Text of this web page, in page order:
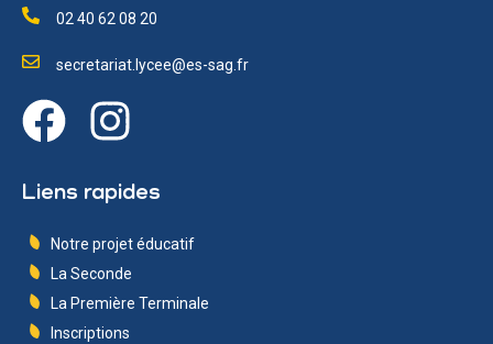
02 40 62 08 20
secretariat.lycee@es-sag.fr
Liens rapides
Notre projet éducatif
La Seconde
La Première Terminale
Inscriptions